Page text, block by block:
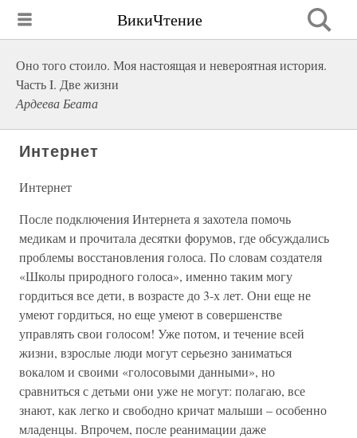
ВикиЧтение
Оно того стоило. Моя настоящая и невероятная история.
Часть I. Две жизни
Ардеева Беата
Интернет
Интернет
После подключения Интернета я захотела помочь
медикам и прочитала десятки форумов, где обсуждались
проблемы восстановления голоса. По словам создателя
«Школы природного голоса», именно таким могу
гордиться все дети, в возрасте до 3-х лет. Они еще не
умеют гордиться, но еще умеют в совершенстве
управлять свои голосом! Уже потом, и течение всей
жизни, взрослые люди могут серьезно заниматься
вокалом и своими «голосовыми данными», но
сравниться с детьми они уже не могут: полагаю, все
знают, как легко и свободно кричат малыши – особенно
младенцы. Впрочем, после реанимации даже